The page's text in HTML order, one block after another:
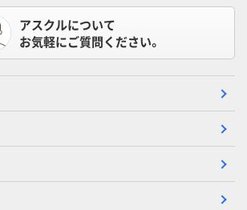
アスクルについて
お気軽にご質問ください。